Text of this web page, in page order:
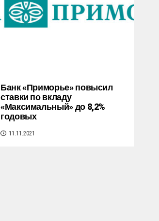
Банк «Приморье» повысил
ставки по вкладу
«Максимальный» до 8,2%
годовых
11.11.2021